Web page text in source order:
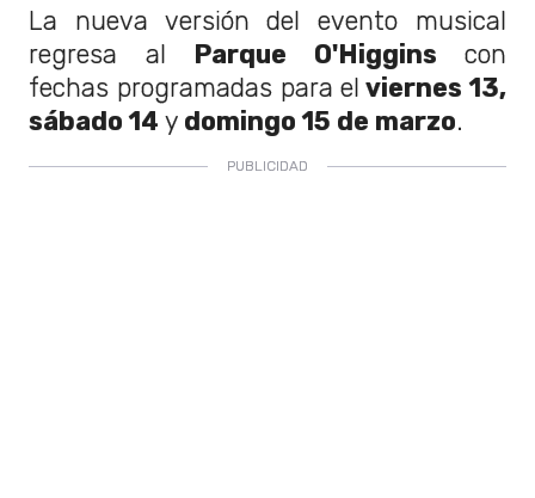
La nueva versión del evento musical
regresa al Parque O'Higgins con
fechas programadas para el viernes 13,
sábado 14 y domingo 15 de marzo.